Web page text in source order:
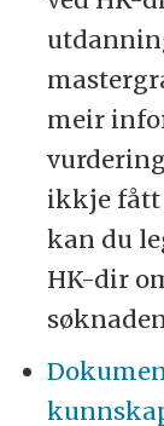
meir
ikkje fått
kan du
HK-dir